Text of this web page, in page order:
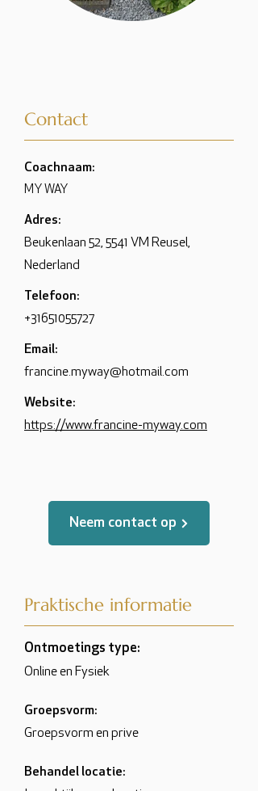
Contact
Coachnaam:
MY WAY
Adres:
Beukenlaan 52, 5541 VM Reusel,
Nederland
Telefoon:
+31651055727
Email:
francine.myway@hotmail.com
Website:
https://www.francine-myway.com
Neem contact op
Praktische informatie
Ontmoetings type:
Online en Fysiek
Groepsvorm:
Groepsvorm en prive
Behandel locatie: